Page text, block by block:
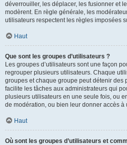
déverrouiller, les déplacer, les fusionner et
modèrent. En règle générale, les
utilisateurs respectent les règles imposées
Haut
Que sont les groupes d’utilisateurs ?
Les groupes d’utilisateurs sont une façon
regrouper plusieurs utilisateurs. Chaque
groupes et chaque groupe peut détenir des
facilite les tâches aux administrateurs qui
plusieurs utilisateurs en une seule fois, ou
de modération, ou bien leur donner accès à
Haut
Où sont les groupes d’utilisateurs et